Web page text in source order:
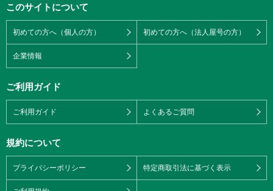
このサイトについて
初めての方へ（個人の方） 初めての方へ（法人屋号の方）
企業情報
ご利用ガイド
ご利用ガイド よくあるご質問
規約について
プライバシーポリシー 特定商取引法に基づく表示